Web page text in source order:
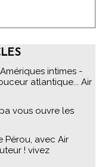
intimes -
atlantique... Air
vous ouvre les
Pérou, avec Air
! vivez